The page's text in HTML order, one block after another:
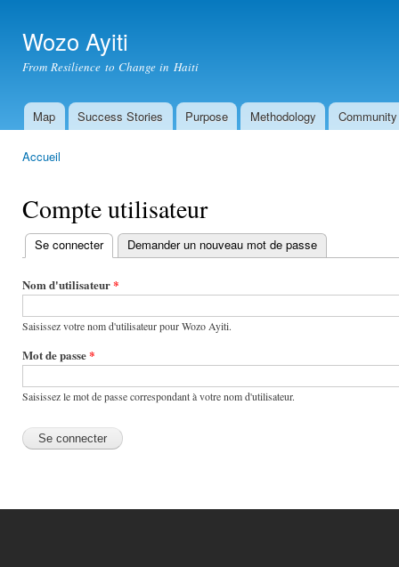
Wozo Ayiti
From Resilience to Change in Haiti
Menu principal
Map Success Stories Purpose Methodology
Accueil
Compte utilisateur
Onglets
principaux
Se connecter(onglet actif)
Demander un nouveau mot de passe
Nom d'utilisateur*
Saisissez votre nom d'utilisateur pour Wozo Ayiti.
Mot de passe*
Saisissez le mot de passe correspondant à votre nom d'utilisateur.